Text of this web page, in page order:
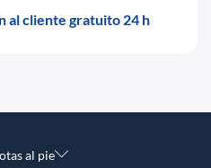
al cliente gratuito 24 h
al pie